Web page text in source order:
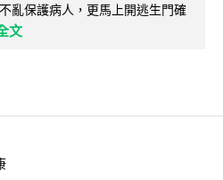
亂保護病人，更馬上開逃生門確
文